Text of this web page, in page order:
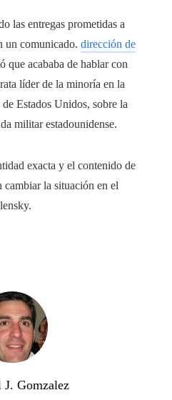
las entregas prometidas a
un comunicado. dirección de
que acababa de hablar con
líder de la minoría en la
Estados Unidos, sobre la
militar estadounidense.
exacta y el contenido de
cambiar la situación en el
J. Gomzalez